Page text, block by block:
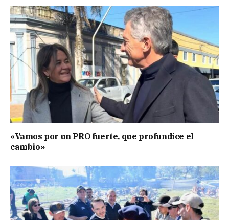
«Vamos por un PRO fuerte, que profundice el
cambio»